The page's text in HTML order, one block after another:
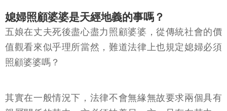
媳婦照顧婆婆是天經地義的事嗎？
五娘在丈夫死後盡心盡力照顧婆婆，從傳統社會的價